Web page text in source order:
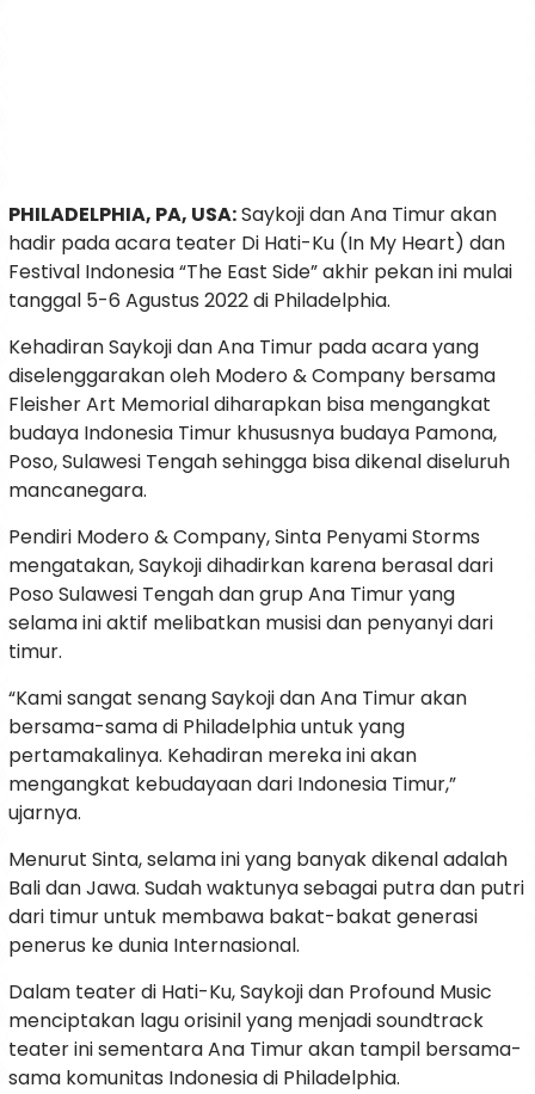
PHILADELPHIA, PA, USA:Saykoji dan Ana Timur akan
hadir pada acara teater Di Hati-Ku (In My Heart) dan
Festival Indonesia “The East Side” akhir pekan ini mulai
tanggal 5-6 Agustus 2022 di Philadelphia.
Kehadiran Saykoji dan Ana Timur pada acara yang
diselenggarakan oleh Modero & Company bersama
Fleisher Art Memorial diharapkan bisa mengangkat
budaya Indonesia Timur khususnya budaya Pamona,
Poso, Sulawesi Tengah sehingga bisa dikenal diseluruh
mancanegara.
Pendiri Modero & Company, Sinta Penyami Storms
mengatakan, Saykoji dihadirkan karena berasal dari
Poso Sulawesi Tengah dan grup Ana Timur yang
selama ini aktif melibatkan musisi dan penyanyi dari
timur.
“Kami sangat senang Saykoji dan Ana Timur akan
bersama-sama di Philadelphia untuk yang
pertamakalinya. Kehadiran mereka ini akan
mengangkat kebudayaan dari Indonesia Timur,”
ujarnya.
Menurut Sinta, selama ini yang banyak dikenal adalah
Bali dan Jawa. Sudah waktunya sebagai putra dan putri
dari timur untuk membawa bakat-bakat generasi
penerus ke dunia Internasional.
Dalam teater di Hati-Ku, Saykoji dan Profound Music
menciptakan lagu orisinil yang menjadi soundtrack
teater ini sementara Ana Timur akan tampil bersama-
sama komunitas Indonesia di Philadelphia.